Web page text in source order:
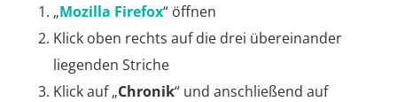
„Mozilla Firefox“ öffnen
Klick oben rechts auf die drei übereinander
liegenden Striche
Klick auf „Chronik“ und anschließend auf